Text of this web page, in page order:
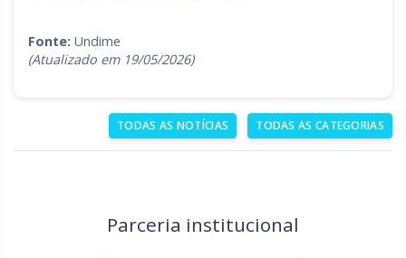
Fonte: Undime
(Atualizado em 19/05/2026)
TODAS AS NOTÍCIAS TODAS AS CATEGORIAS
Parceria institucional